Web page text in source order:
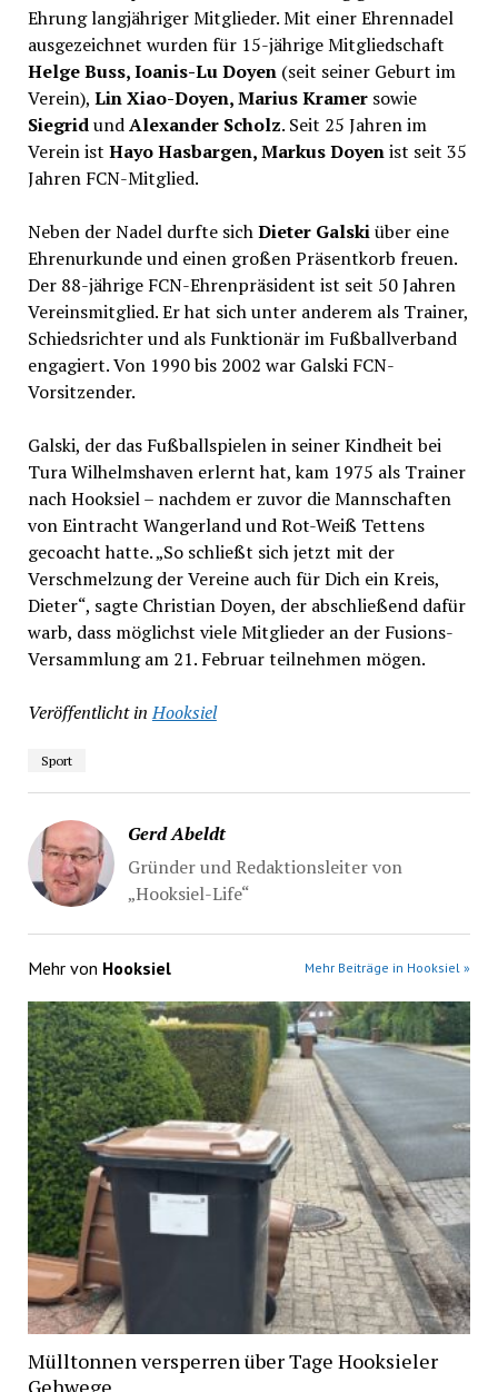
Ehrung langjähriger Mitglieder. Mit einer Ehrennadel
ausgezeichnet wurden für 15-jährige Mitgliedschaft
Helge Buss, Ioanis-Lu Doyen (seit seiner Geburt im
Verein), Lin Xiao-Doyen, Marius Kramersowie
SiegridundAlexander Scholz. Seit 25 Jahren im
Verein ist Hayo Hasbargen, Markus Doyenist seit 35
Jahren FCN-Mitglied.
Neben der Nadel durfte sichDieter Galskiüber eine
Ehrenurkunde und einen großen Präsentkorb freuen.
Der 88-jährige FCN-Ehrenpräsident ist seit 50 Jahren
Vereinsmitglied. Er hat sich unter anderem als Trainer,
Schiedsrichter und als Funktionär im Fußballverband
engagiert. Von 1990 bis 2002 war Galski FCN-
Vorsitzender.
Galski, der das Fußballspielen in seiner Kindheit bei
Tura Wilhelmshaven erlernt hat, kam 1975 als Trainer
nach Hooksiel – nachdem er zuvor die Mannschaften
von Eintracht Wangerland und Rot-Weiß Tettens
gecoacht hatte. „So schließt sich jetzt mit der
Verschmelzung der Vereine auch für Dich ein Kreis,
Dieter“, sagte Christian Doyen, der abschließend dafür
warb, dass möglichst viele Mitglieder an der Fusions-
Versammlung am 21. Februar teilnehmen mögen.
Veröffentlicht in Hooksiel
Sport
Gerd Abeldt
Gründer und Redaktionsleiter von
„Hooksiel-Life“
Mehr von Hooksiel Mehr Beiträge in Hooksiel »
Mülltonnen versperren über Tage Hooksieler